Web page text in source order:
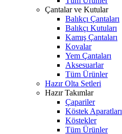
Çantalar ve Kutular
Balıkçı Çantaları
Balıkçı Kutuları
Kamış Çantaları
Kovalar
Yem Çantaları
Aksesuarlar
Tüm Ürünler
Hazır Olta Setleri
Hazır Takımlar
Çapariler
Köstek Aparatları
Köstekler
Tüm Ürünler